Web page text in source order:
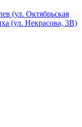
(ул. Октябрьская
(ул. Некрасова, 3В)